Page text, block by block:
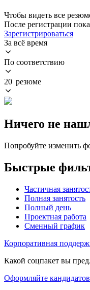
Чтобы видеть все
После регистрации
Зарегистрироваться
За всё время
По соответствию
20 резюме
Ничего не
Попробуйте изменить
Быстрые
Частичная
Полная занятость
Полный день
Проектная работа
Сменный график
Корпоративная
Какой соцпакет вы
Оформляйте